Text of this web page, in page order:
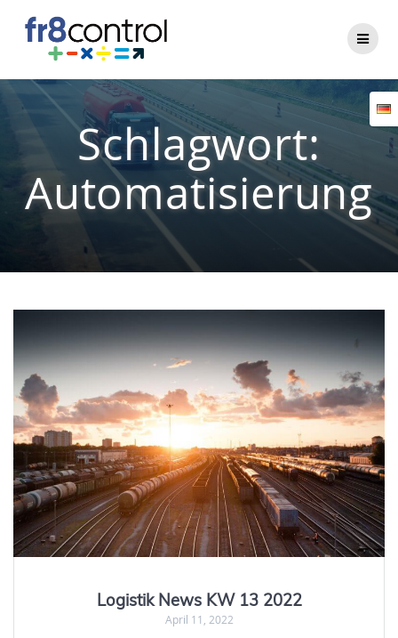
Schlagwort:
Automatisierung
Logistik News KW 13 2022
April 11, 2022